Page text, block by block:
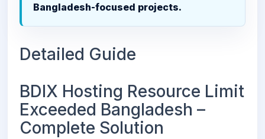
Bangladesh-focused projects.
Detailed Guide
BDIX Hosting Resource Limit
Exceeded Bangladesh –
Complete Solution